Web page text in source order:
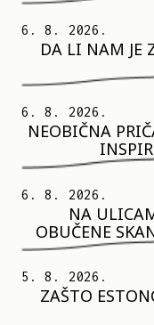
6. 8. 2026.
DA LI NAM JE
6. 8. 2026.
NEOBIČNA
6. 8. 2026.
NA
OBUČENE
5. 8. 2026.
ZAŠTO